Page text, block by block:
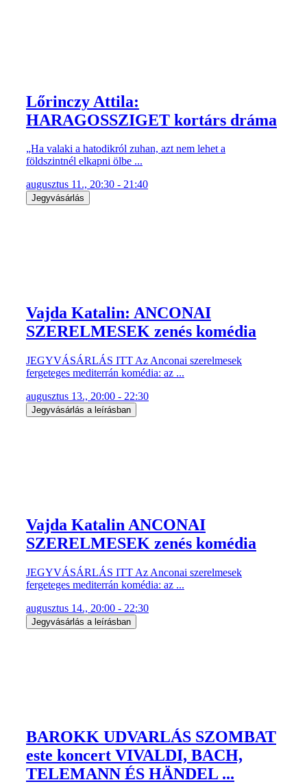
Lőrinczy Attila:
HARAGOSSZIGET kortárs dráma
„Ha valaki a hatodikról zuhan, azt nem lehet a
földszintnél elkapni ölbe ...
augusztus 11., 20:30 - 21:40
Jegyvásárlás
Vajda Katalin: ANCONAI
SZERELMESEK zenés komédia
JEGYVÁSÁRLÁS ITT Az Anconai szerelmesek
fergeteges mediterrán komédia: az ...
augusztus 13., 20:00 - 22:30
Jegyvásárlás a leírásban
Vajda Katalin ANCONAI
SZERELMESEK zenés komédia
JEGYVÁSÁRLÁS ITT Az Anconai szerelmesek
fergeteges mediterrán komédia: az ...
augusztus 14., 20:00 - 22:30
Jegyvásárlás a leírásban
BAROKK UDVARLÁS SZOMBAT
este koncert VIVALDI, BACH,
TELEMANN ÉS HÄNDEL ...